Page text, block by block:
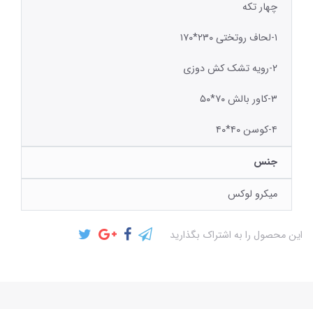
چهار تکه
۱-لحاف روتختی ۲۳۰*۱۷۰
۲-رویه تشک کش دوزی
۳-کاور بالش ۷۰*۵۰
۴-کوسن ۴۰*۴۰
جنس
میکرو لوکس
این محصول را به اشتراک بگذارید